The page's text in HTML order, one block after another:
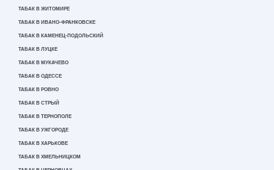
ТАБАК В ЖИТОМИРЕ
ТАБАК В ИВАНО-ФРАНКОВСКЕ
ТАБАК В КАМЕНЕЦ-ПОДОЛЬСКИЙ
ТАБАК В ЛУЦКЕ
ТАБАК В МУКАЧЕВО
ТАБАК В ОДЕССЕ
ТАБАК В РОВНО
ТАБАК В СТРЫЙ
ТАБАК В ТЕРНОПОЛЕ
ТАБАК В УЖГОРОДЕ
ТАБАК В ХАРЬКОВЕ
ТАБАК В ХМЕЛЬНИЦКОМ